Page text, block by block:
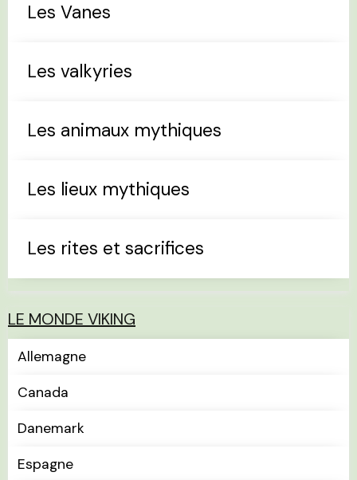
Les Vanes
Les valkyries
Les animaux mythiques
Les lieux mythiques
Les rites et sacrifices
LE MONDE VIKING
Allemagne
Canada
Danemark
Espagne